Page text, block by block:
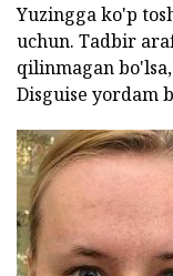
Yuzingga ko'p
uchun. Tadbir
qilinmagan
Disguise yordam